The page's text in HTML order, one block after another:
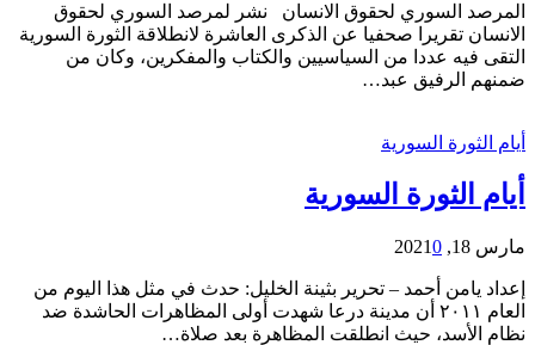
المرصد السوري لحقوق الانسان نشر لمرصد السوري لحقوق
الانسان تقريرا صحفيا عن الذكرى العاشرة لانطلاقة الثورة السورية
التقى فيه عددا من السياسيين والكتاب والمفكرين، وكان من
ضمنهم الرفيق عبد…
أيام الثورة السورية
أيام الثورة السورية
مارس 18, 2021 0
إعداد يامن أحمد – تحرير بثينة الخليل: حدث في مثل هذا اليوم من
العام ٢٠١١ أن مدينة درعا شهدت أولى المظاهرات الحاشدة ضد
نظام الأسد، حيث انطلقت المظاهرة بعد صلاة…